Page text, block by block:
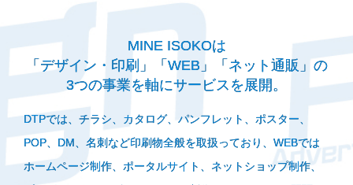
MINE ISOKOは
「デザイン・印刷」「WEB」「ネット通販」の
3つの事業を軸にサービスを展開。
DTPでは、チラシ、カタログ、パンフレット、ポスター、
POP、DM、名刺など印刷物全般を取扱っており、WEBでは
ホームページ制作、ポータルサイト、ネットショップ制作、